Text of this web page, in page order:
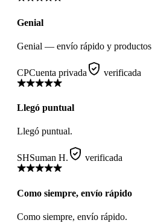
Genial
Genial — envío rápido y productos
CPCuenta privada verificada
Llegó puntual
Llegó puntual.
SHSuman H. verificada
Como siempre, envío rápido
Como siempre, envío rápido.